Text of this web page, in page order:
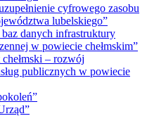
cyfrowego zasobu
lubelskiego”
danych infrastruktury
w powiecie chełmskim”
– rozwój
publicznych w powiecie